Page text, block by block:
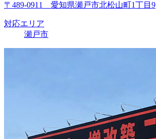
〒489-0911 愛知県瀬戸市北松山町1丁目9
対応エリア
瀬戸市